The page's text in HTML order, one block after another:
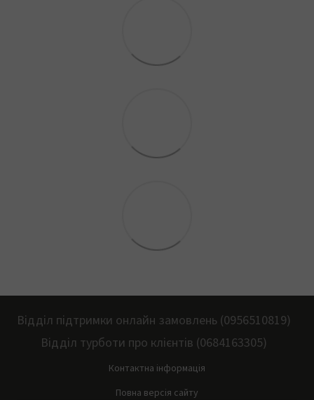
Відділ підтримки онлайн замовлень (0956510819)
Відділ турботи про клієнтів (0684163305)
Контактна інформація
Повна версія сайту